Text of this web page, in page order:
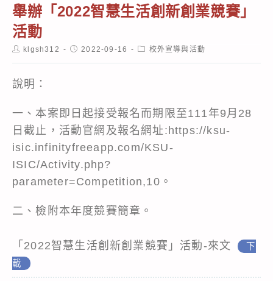
舉辦「2022智慧生活創新創業競賽」
活動
Postklgsh312
Post2022-09-16
Post校外宣導與活動
說明：
一、本案即日起接受報名而期限至111年9月28
日截止，活動官網及報名網址:https://ksu-
isic.infinityfreeapp.com/KSU-
ISIC/Activity.php?
parameter=Competition,10。
二、檢附本年度競賽簡章。
「2022智慧生活創新創業競賽」活動-來文
下
載